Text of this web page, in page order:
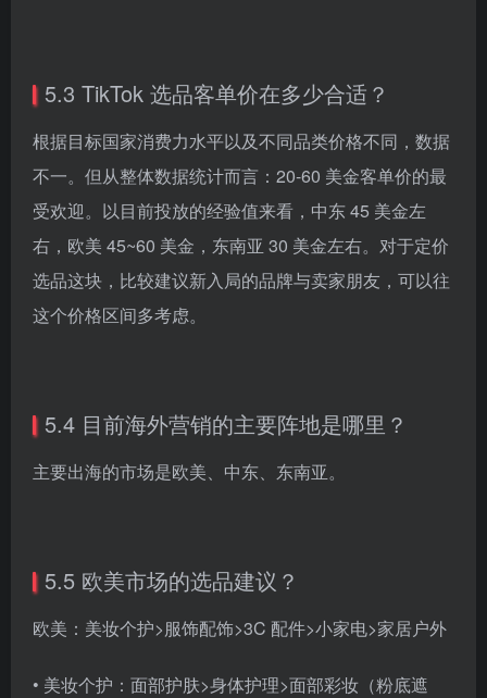
5.3 TikTok 选品客单价在多少合适？
根据目标国家消费力水平以及不同品类价格不同，数据
不一。但从整体数据统计而言：20-60 美金客单价的最
受欢迎。以目前投放的经验值来看，中东 45 美金左
右，欧美 45~60 美金，东南亚 30 美金左右。对于定价
选品这块，比较建议新入局的品牌与卖家朋友，可以往
这个价格区间多考虑。
5.4 目前海外营销的主要阵地是哪里？
主要出海的市场是欧美、中东、东南亚。
5.5 欧美市场的选品建议？
欧美：美妆个护>服饰配饰>3C 配件>小家电>家居户外
• 美妆个护：面部护肤>身体护理>面部彩妆（粉底遮